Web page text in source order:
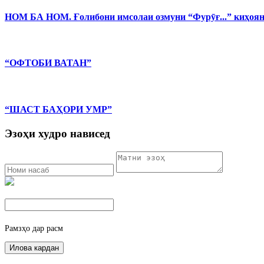
НОМ БА НОМ. Ғолибони имсолаи озмуни “Фурӯғ...”
“ОФТОБИ ВАТАН”
“ШАСТ БАҲОРИ УМР”
Эзоҳи худро нависед
Рамзҳо дар расм